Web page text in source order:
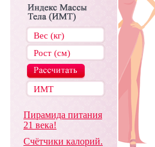
Пирамида питания
21 века!
Счётчики калорий.